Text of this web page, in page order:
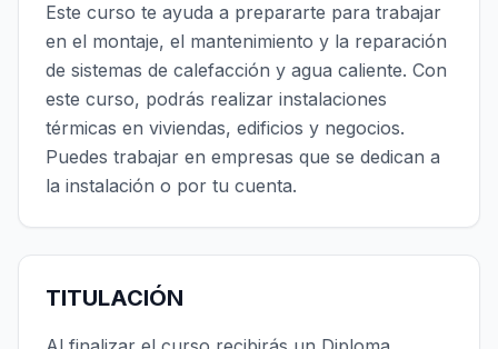
Este curso te ayuda a prepararte para trabajar
en el montaje, el mantenimiento y la reparación
de sistemas de calefacción y agua caliente. Con
este curso, podrás realizar instalaciones
térmicas en viviendas, edificios y negocios.
Puedes trabajar en empresas que se dedican a
la instalación o por tu cuenta.
TITULACIÓN